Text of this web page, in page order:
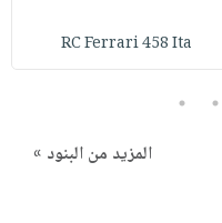
RC Ferrari 458 Ita
4
5
المزيد من البنود »